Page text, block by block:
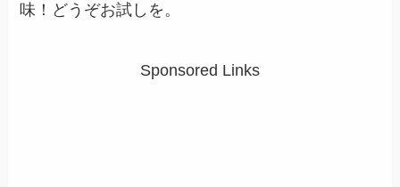
味！どうぞお試しを。
Sponsored Links